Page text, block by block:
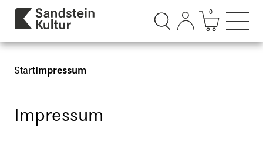
Suchdialog öffnen
Mini
0
StartImpressum
Impressum